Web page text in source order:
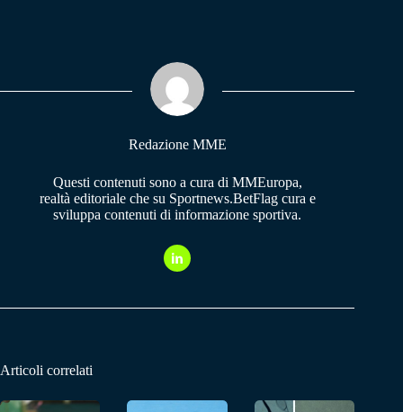
pp m
Redazione MME
Questi contenuti sono a cura di MMEuropa,
realtà editoriale che su Sportnews.BetFlag cura e
sviluppa contenuti di informazione sportiva.
Articoli correlati